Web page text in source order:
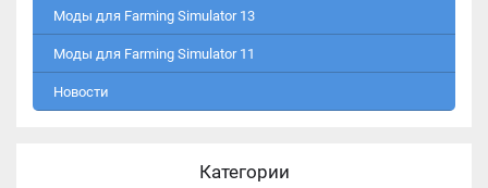
Моды для Farming Simulator 13
Моды для Farming Simulator 11
Новости
Категории